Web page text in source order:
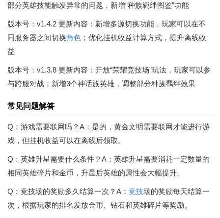
部分英雄技能触发异常的问题，新增“种族羁绊图鉴”功能
版本号：v1.4.2 更新内容：新增多源切换功能，玩家可以在不
同服务器之间切换角色 ；优化挂机收益计算方式，提升离线收
益
版本号：v1.3.8 更新内容：开放“荣耀竞技场”玩法，玩家可以参
与跨服对战；新增3个神话族英雄，调整部分种族羁绊效果
常见问题解答
Q：游戏需要联网吗？A：是的，黄金文明需要联网才能进行游
戏，但挂机收益可以在离线后领取。
Q：英雄升星需要什么条件？A：英雄升星需要消耗一定数量的
相同英雄碎片和金币，升星后英雄的属性会大幅提升。
Q：竞技场的奖励多久结算一次？A： 竞技场的奖励每天结算一
次，根据玩家的排名发放金币、钻石和英雄碎片等奖励。